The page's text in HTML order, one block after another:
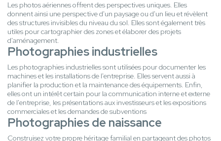
Les photos aériennes offrent des perspectives uniques. Elles
donnent ainsi une perspective d'un paysage ou d'un lieu et révèlent
des structures invisibles du niveau du sol. Elles sont également très
utiles pour cartographier des zones et élaborer des projets
d'aménagement.
Photographies industrielles
Les photographies industrielles sont utilisées pour documenter les
machines et les installations de l'entreprise. Elles servent aussi à
planifier la production et la maintenance des équipements. Enfin,
elles ont un intérêt certain pour la communication interne et externe
de l'entreprise, les présentations aux investisseurs et les expositions
commerciales et les demandes de subventions
Photographies de naissance
Construisez votre propre héritage familial en partageant des photos